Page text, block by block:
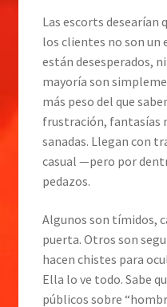
Las escorts desearían
los clientes no son
están desesperados,
mayoría son
más peso del que
frustración, fantasías
sanadas. Llegan con
casual —pero por
pedazos.
Algunos son tímidos,
puerta. Otros son
hacen chistes para
Ella lo ve todo. Sabe
públicos sobre